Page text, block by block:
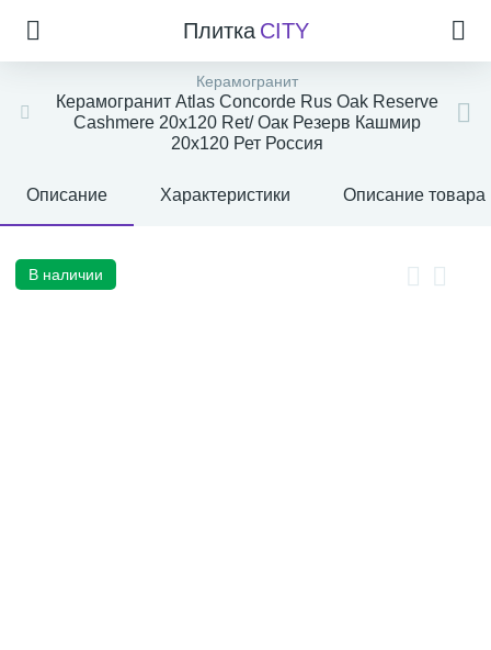
Плитка CITY
Керамогранит
Керамогранит Atlas Concorde Rus Oak Reserve
Cashmere 20x120 Ret/ Оак Резерв Кашмир
20x120 Рет Россия
Описание Характеристики Описание товара
В наличии